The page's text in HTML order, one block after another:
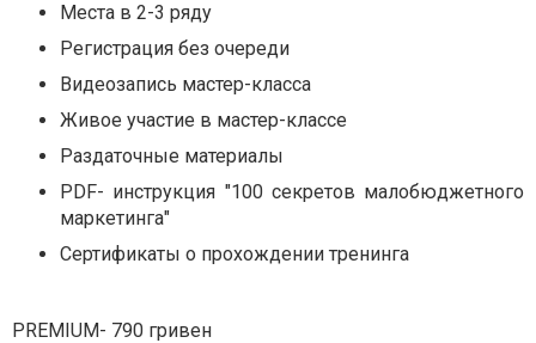
Места в 2-3 ряду
Регистрация без очереди
Видеозапись мастер-класса
Живое участие в мастер-классе
Раздаточные материалы
PDF- инструкция "100 секретов малобюджетного
маркетинга"
Сертификаты о прохождении тренинга
PREMIUM- 790 гривен